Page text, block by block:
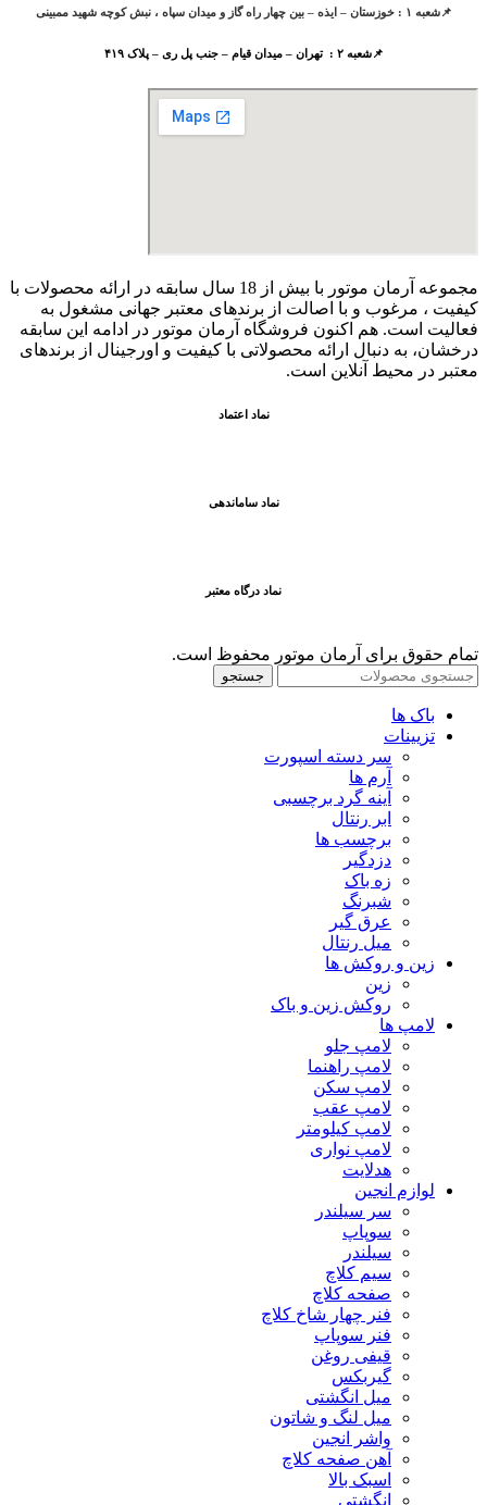
📌شعبه ۱ : خوزستان – ایذه – بین چهار راه گاز و میدان سپاه ، نبش کوچه شهید ممبینی
📌شعبه ۲ : تهران – میدان قیام – جنب پل ری – پلاک ۴۱۹
مجموعه آرمان موتور با بیش از 18 سال سابقه در ارائه محصولات با
کيفيت ، مرغوب و با اصالت از برندهای معتبر جهانی مشغول به
فعاليت است. هم اکنون فروشگاه آرمان موتور در ادامه اين سابقه
درخشان، به دنبال ارائه محصولاتی با کيفيت و اورجينال از برندهای
معتبر در محيط آنلاين است.
نماد اعتماد
نماد ساماندهی
نماد درگاه معتبر
تمام حقوق برای آرمان موتور محفوظ است.
جستجو
باک ها
تزیینات
سر دسته اسپورت
آرم ها
آینه گرد برچسبی
ابر رنتال
برچسب ها
دزدگیر
زه باک
شبرنگ
عرق گیر
میل رنتال
زین و روکش ها
زین
روکش زین و باک
لامپ ها
لامپ جلو
لامپ راهنما
لامپ سکن
لامپ عقب
لامپ کیلومتر
لامپ نواری
هدلایت
لوازم انجین
سر سیلندر
سوپاپ
سیلندر
سیم کلاچ
صفحه کلاچ
فنر چهار شاخ کلاچ
فنر سوپاپ
قیفی روغن
گیربکس
میل انگشتی
میل لنگ و شاتون
واشر انجین
آهن صفحه کلاچ
اسبک بالا
انگشتی